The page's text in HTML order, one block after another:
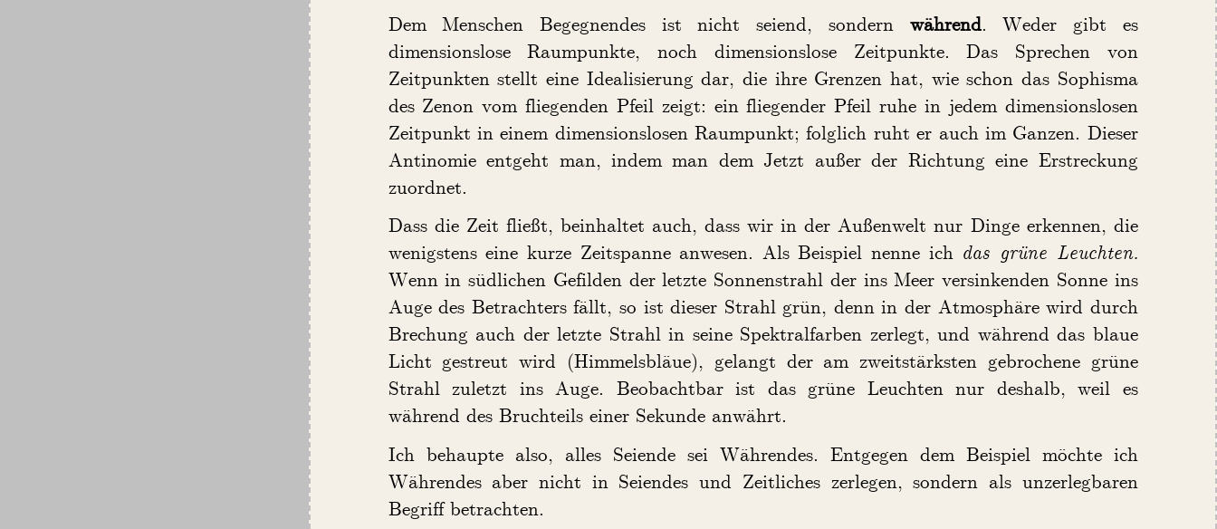
Dem Menschen Begegnendes ist nicht seiend, sondernwährend. Weder gibt es
dimensionslose Raumpunkte, noch dimensionslose Zeitpunkte. Das Sprechen von
Zeitpunkten stellt eine Idealisierung dar, die ihre Grenzen hat, wie schon das Sophisma
des Zenon vom fliegenden Pfeil zeigt: ein fliegender Pfeil ruhe in jedem dimensionslosen
Zeitpunkt in einem dimensionslosen Raumpunkt; folglich ruht er auch im Ganzen. Dieser
Antinomie entgeht man, indem man dem Jetzt außer der Richtung eine Erstreckung
zuordnet.
Dass die Zeit fließt, beinhaltet auch, dass wir in der Außenwelt nur Dinge erkennen, die
wenigstens eine kurze Zeitspanne anwesen. Als Beispiel nenne ich das grüne Leuchten.
Wenn in südlichen Gefilden der letzte Sonnenstrahl der ins Meer versinkenden Sonne ins
Auge des Betrachters fällt, so ist dieser Strahl grün, denn in der Atmosphäre wird durch
Brechung auch der letzte Strahl in seine Spektralfarben zerlegt, und während das blaue
Licht gestreut wird (Himmelsbläue), gelangt der am zweitstärksten gebrochene grüne
Strahl zuletzt ins Auge. Beobachtbar ist das grüne Leuchten nur deshalb, weil es
während des Bruchteils einer Sekunde anwährt.
Ich behaupte also, alles Seiende sei Währendes. Entgegen dem Beispiel möchte ich
Währendes aber nicht in Seiendes und Zeitliches zerlegen, sondern als unzerlegbaren
Begriff betrachten.